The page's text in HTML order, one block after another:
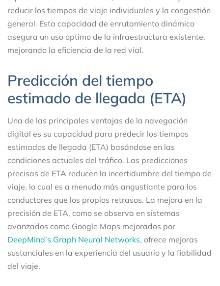
reducir los tiempos de viaje individuales y la congestión
general. Esta capacidad de enrutamiento dinámico
asegura un uso óptimo de la infraestructura existente,
mejorando la eficiencia de la red vial.
Predicción del tiempo
estimado de llegada (ETA)
Una de las principales ventajas de la navegación
digital es su capacidad para predecir los tiempos
estimados de llegada (ETA) basándose en las
condiciones actuales del tráfico. Las predicciones
precisas de ETA reducen la incertidumbre del tiempo de
viaje, lo cual es a menudo más angustiante para los
conductores que los propios retrasos. La mejora en la
precisión de ETA, como se observa en sistemas
avanzados como Google Maps mejorados por
DeepMind’s Graph Neural Networks, ofrece mejoras
sustanciales en la experiencia del usuario y la fiabilidad
del viaje.